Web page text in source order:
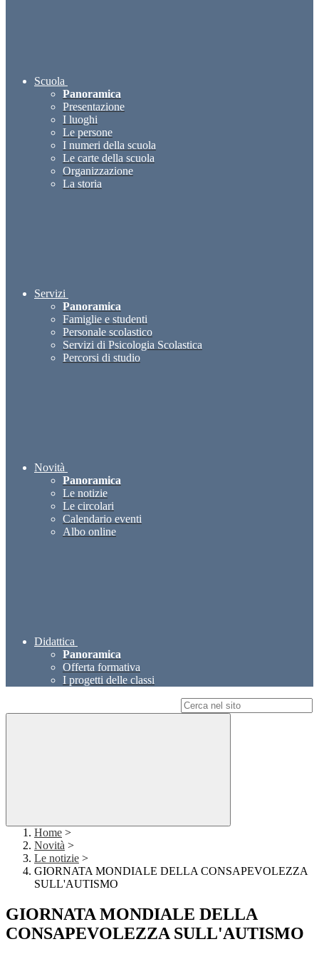
Scuola
Panoramica
Presentazione
I luoghi
Le persone
I numeri della scuola
Le carte della scuola
Organizzazione
La storia
Servizi
Panoramica
Famiglie e studenti
Personale scolastico
Servizi di Psicologia Scolastica
Percorsi di studio
Novità
Panoramica
Le notizie
Le circolari
Calendario eventi
Albo online
Didattica
Panoramica
Offerta formativa
I progetti delle classi
Home >
Novità >
Le notizie >
GIORNATA MONDIALE DELLA CONSAPEVOLEZZA
SULL'AUTISMO
GIORNATA MONDIALE DELLA
CONSAPEVOLEZZA SULL'AUTISMO